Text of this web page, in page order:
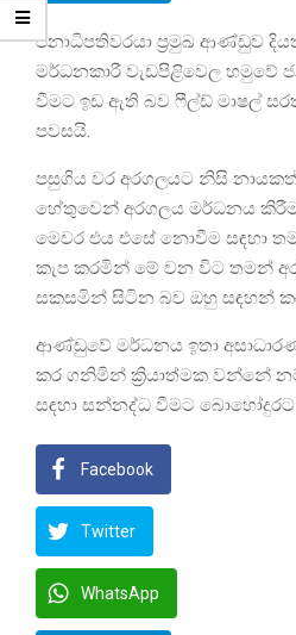
ජනාධිපතිවරයා ප්‍රමුඛ ආණ්ඩුව
මර්ධනකාරී වැඩපිළිවෙල හමුවේ
වීමට ඉඩ ඇති බව ෆීල්ඩ් මාෂල්
පවසයි.
පසුගිය වර අරගලයට නිසි
හේතුවෙන් අරගලය මර්ධනය
මෙවර එය එසේ නොවීම සඳහා
කැප කරමින් මේ වන විට තමන්
සකසමින් සිටින බව ඔහු සඳහන්
ආණ්ඩුවේ මර්ධනය ඉතා
කර ගනිමින් ක්‍රියාත්මක වන්නේ
සඳහා සන්නද්ධ වීමට බොහෝදුරට
Facebook
Twitter
WhatsApp